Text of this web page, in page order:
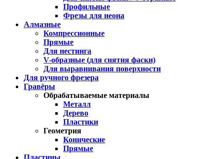
Профильные
Фрезы для неона
Алмазные
Компрессионные
Прямые
Для нестинга
V-образные (для снятия фаски)
Для выравнивания поверхности
Для ручного фрезера
Гравёры
Обрабатываемые материалы
Металл
Дерево
Пластики
Геометрия
Конические
Прямые
Пластины